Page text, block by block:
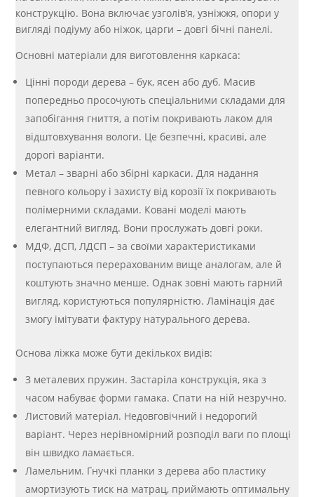
конструкцію. Вона включає узголів’я, узніжжя, опори у
вигляді подіуму або ніжок, царги – довгі бічні панелі.
Основні матеріали для виготовлення каркаса:
Цінні породи дерева – бук, ясен або дуб. Масив
попередньо просочують спеціальними складами для
запобігання гниття, а потім покривають лаком для
відштовхування вологи. Це безпечні, красиві, але
дорогі варіанти.
Метал – зварні або збірні каркаси. Для надання
певного кольору і захисту від корозії їх покривають
полімерними складами. Ковані моделі мають
елегантний вигляд. Вони прослужать довгі роки.
МДФ, ДСП, ЛДСП – за своїми характеристиками
поступаються перерахованим вище аналогам, але й
коштують значно менше. Однак зовні мають гарний
вигляд, користуються популярністю. Ламінація дає
змогу імітувати фактуру натурального дерева.
Основа ліжка може бути декількох видів:
З металевих пружин. Застаріла конструкція, яка з
часом набуває форми гамака. Спати на ній незручно.
Листовий матеріал. Недовговічний і недорогий
варіант. Через нерівномірний розподіл ваги по площі
він швидко ламається.
Ламельним. Гнучкі планки з дерева або пластику
амортизують тиск на матрац, приймають оптимальну